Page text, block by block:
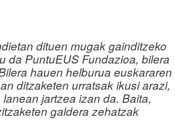
dituen mugak gainditzeko
da PuntuEUS Fundazioa, bilera
hauen helburua euskararen
ditzaketen urratsak ikusi arazi,
jartzea izan da. Baita,
galdera zehatzak